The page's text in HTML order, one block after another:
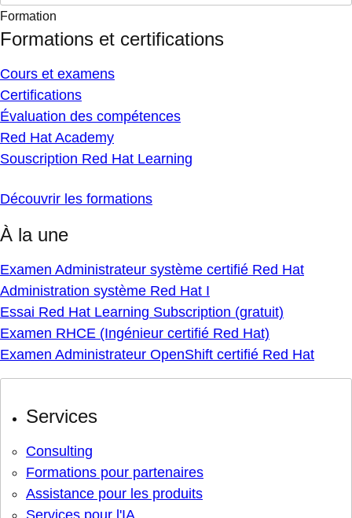
Formation
Formations et certifications
Cours et examens
Certifications
Évaluation des compétences
Red Hat Academy
Souscription Red Hat Learning
Découvrir les formations
À la une
Examen Administrateur système certifié Red Hat
Administration système Red Hat I
Essai Red Hat Learning Subscription (gratuit)
Examen RHCE (Ingénieur certifié Red Hat)
Examen Administrateur OpenShift certifié Red Hat
Services
Consulting
Formations pour partenaires
Assistance pour les produits
Services pour l'IA